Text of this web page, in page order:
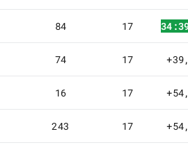
84 17
74 17
16 17
243 17